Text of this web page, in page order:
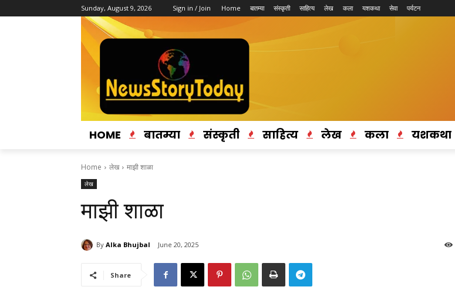
Sunday, August 9, 2026 Sign in / Join Home बातम्या संस्कृती साहित्य लेख कला यशकथा सेवा पर्यटन
HOME बातम्या संस्कृती साहित्य लेख कला यशकथा
Home लेख माझी शाळा
लेख
माझी शाळा
By Alka Bhujbal June 20, 2025
Share